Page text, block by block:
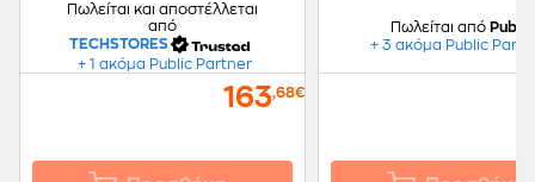
Πωλείται και αποστέλλεται
από
TECHSTORES
+ 1 ακόμα Public Partner
163,68€
Πωλείται από Public
+ 3 ακόμα Public